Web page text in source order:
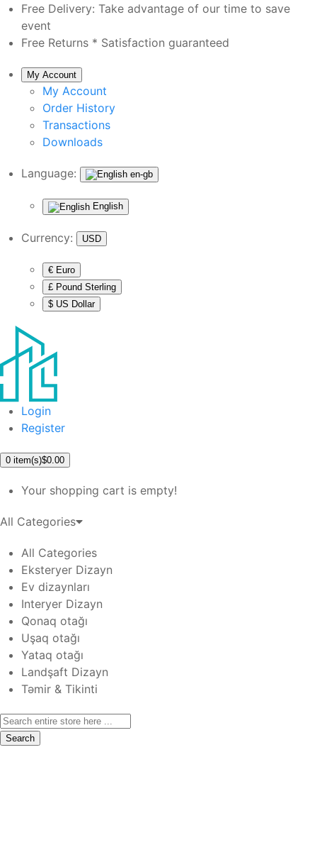
Free Delivery: Take advantage of our time to save
event
Free Returns * Satisfaction guaranteed
My Account
My Account
Order History
Transactions
Downloads
Language: en-gb
English
Currency: USD
€ Euro
£ Pound Sterling
$ US Dollar
Login
Register
0 item(s)$0.00
Your shopping cart is empty!
All Categories
All Categories
Eksteryer Dizayn
Ev dizaynları
Interyer Dizayn
Qonaq otağı
Uşaq otağı
Yataq otağı
Landşaft Dizayn
Təmir & Tikinti
Search